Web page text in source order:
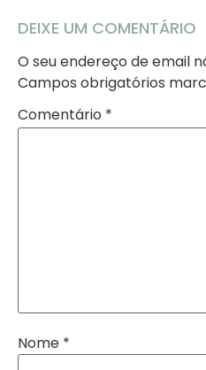
DEIXE UM COMENTÁRIO
O seu endereço de email
Campos obrigatórios
Comentário *
Nome *